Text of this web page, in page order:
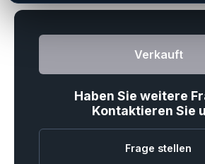
Verkauft
Haben Sie weitere
Kontaktieren Sie
Frage stellen